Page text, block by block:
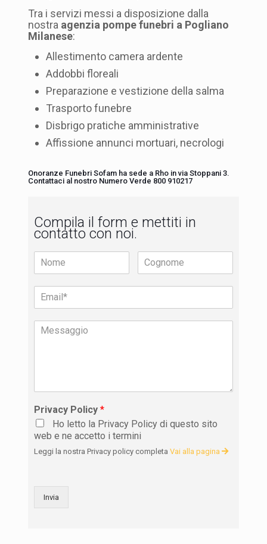
Tra i servizi messi a disposizione dalla
nostra agenzia pompe funebri a Pogliano
Milanese:
Allestimento camera ardente
Addobbi floreali
Preparazione e vestizione della salma
Trasporto funebre
Disbrigo pratiche amministrative
Affissione annunci mortuari, necrologi
Onoranze Funebri Sofam ha sede a Rho in via Stoppani 3.
Contattaci al nostro Numero Verde 800 910217
Compila il form e mettiti in
contatto con noi.
Privacy Policy *
Ho letto la Privacy Policy di questo sito
web e ne accetto i termini
Leggi la nostra Privacy policy completa Vai alla pagina
Invia